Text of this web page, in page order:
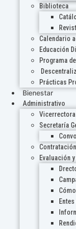
Biblioteca
Calendario
Educación
Programa
Prácticas
Bienestar
Administrativo
Secretaría
Contratación
Evaluación